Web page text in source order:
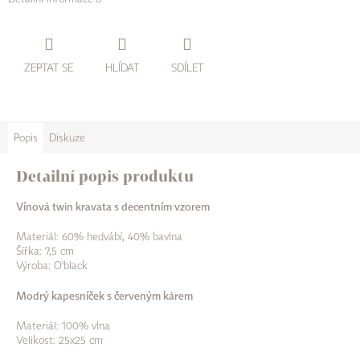
ZEPTAT SE HLÍDAT SDÍLET
Popis Diskuze
Detailní popis produktu
Vínová twin kravata s decentním vzorem
Materiál: 60% hedvábí, 40% bavlna
Šířka: 7,5 cm
Výroba: O'black
Modrý kapesníček s červeným kárem
Materiál: 100% vlna
Velikost: 25x25 cm